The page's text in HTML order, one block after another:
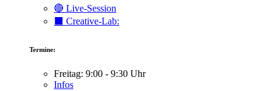
🔴 Live-Session
⬛️ Creative-Lab:
Termine:
Freitag: 9:00 - 9:30 Uhr
Infos